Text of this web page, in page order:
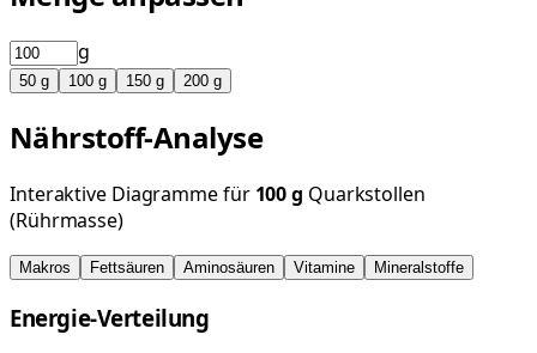
g
50 g 100 g 150 g 200 g
Nährstoff-Analyse
Interaktive Diagramme für 100g Quarkstollen
(Rührmasse)
Makros Fettsäuren Aminosäuren Vitamine Mineralstoffe
Energie-Verteilung